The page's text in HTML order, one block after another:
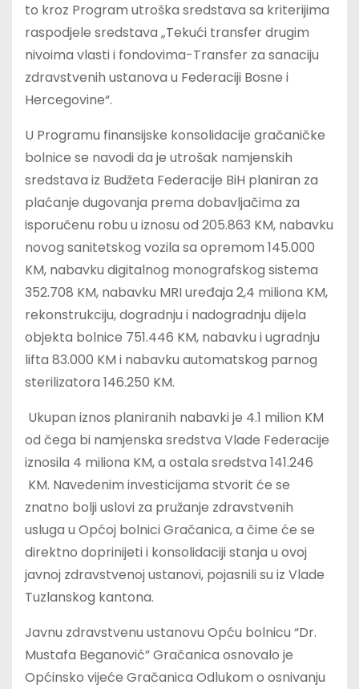
to kroz Program utroška sredstava sa kriterijima
raspodjele sredstava „Tekući transfer drugim
nivoima vlasti i fondovima-Transfer za sanaciju
zdravstvenih ustanova u Federaciji Bosne i
Hercegovine“.
U Programu finansijske konsolidacije gračaničke
bolnice se navodi da je utrošak namjenskih
sredstava iz Budžeta Federacije BiH planiran za
plaćanje dugovanja prema dobavljačima za
isporučenu robu u iznosu od 205.863 KM, nabavku
novog sanitetskog vozila sa opremom 145.000
KM, nabavku digitalnog monografskog sistema
352.708 KM, nabavku MRI uređaja 2,4 miliona KM,
rekonstrukciju, dogradnju i nadogradnju dijela
objekta bolnice 751.446 KM, nabavku i ugradnju
lifta 83.000 KM i nabavku automatskog parnog
sterilizatora 146.250 KM.
Ukupan iznos planiranih nabavki je 4.1 milion KM
od čega bi namjenska sredstva Vlade Federacije
iznosila 4 miliona KM, a ostala sredstva 141.246
KM. Navedenim investicijama stvorit će se
znatno bolji uslovi za pružanje zdravstvenih
usluga u Općoj bolnici Gračanica, a čime će se
direktno doprinijeti i konsolidaciji stanja u ovoj
javnoj zdravstvenoj ustanovi, pojasnili su iz Vlade
Tuzlanskog kantona.
Javnu zdravstvenu ustanovu Opću bolnicu “Dr.
Mustafa Beganović” Gračanica osnovalo je
Općinsko vijeće Gračanica Odlukom o osnivanju